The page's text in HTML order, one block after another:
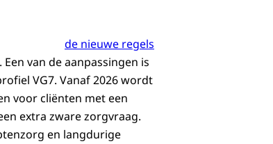
de nieuwe regels
van de aanpassingen is
VG7. Vanaf 2026 wordt
voor cliënten met een
extra zware zorgvraag.
en langdurige